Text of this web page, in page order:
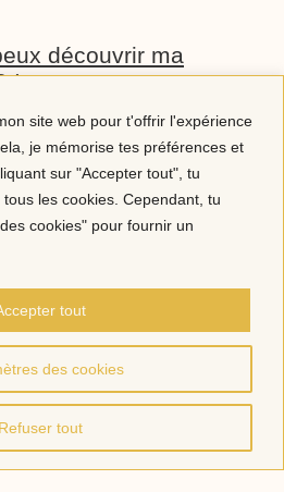
site web pour t'offrir l'expérience
je mémorise tes préférences et
sur "Accepter tout", tu
les cookies. Cependant, tu
cookies" pour fournir un
des cookies
Refuser tout
tout
découvrir ma
:
Bracelet diffuseur
25,00€
50,00€